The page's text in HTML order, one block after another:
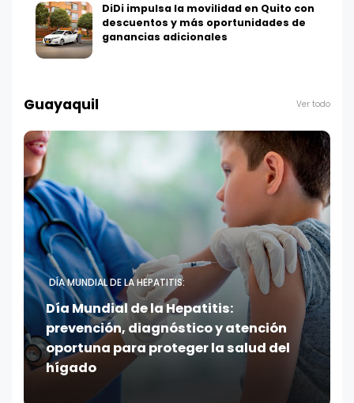
DiDi impulsa la movilidad en Quito con
descuentos y más oportunidades de
ganancias adicionales
Guayaquil Ver todo
DÍA MUNDIAL DE LA HEPATITIS:
Día Mundial de la Hepatitis:
prevención, diagnóstico y atención
oportuna para proteger la salud del
hígado